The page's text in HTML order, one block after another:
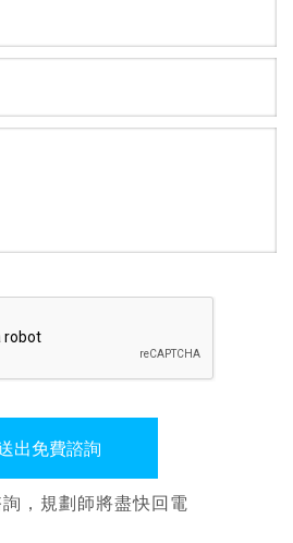
，規劃師將盡快回電